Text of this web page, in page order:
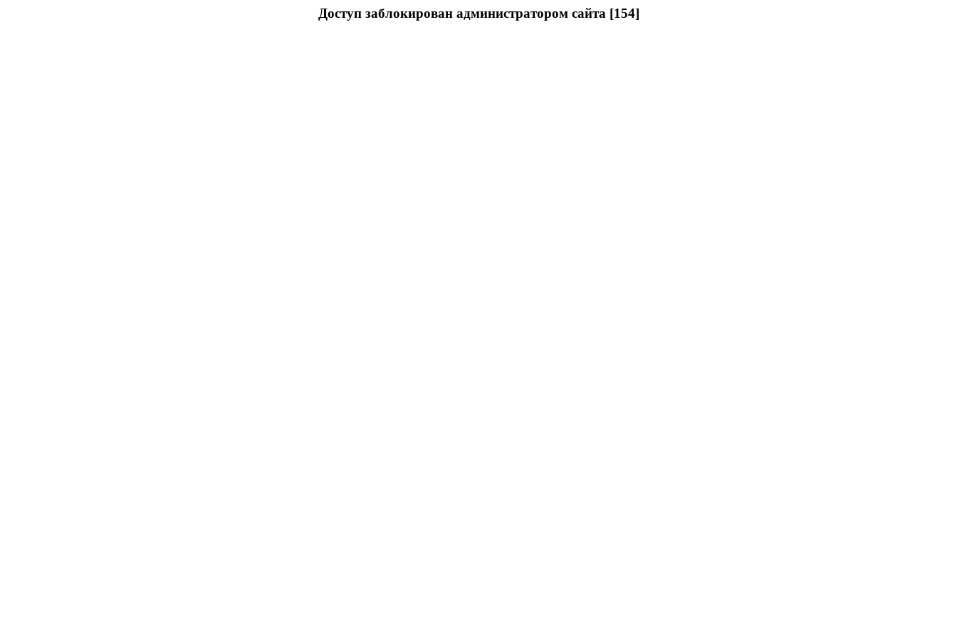
Доступ заблокирован администратором сайта [154]